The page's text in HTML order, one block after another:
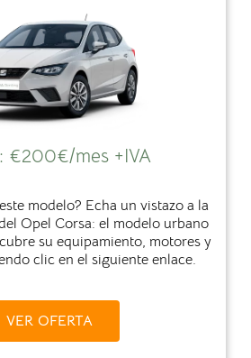
€200€/mes +IVA
modelo? Echa un vistazo a la
Opel Corsa: el modelo urbano
su equipamiento, motores y
clic en el siguiente enlace.
VER OFERTA